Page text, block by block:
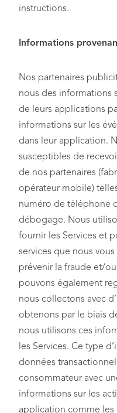
instructions.
Informations
Nos partenaires
nous des informations
de leurs applications
informations sur les
dans leur application.
susceptibles de
de nos partenaires
opérateur mobile)
numéro de téléphone
débogage. Nous
fournir les Services et
services que nous
prévenir la fraude et/
pouvons également
nous collectons avec
obtenons par le biais
nous utilisons ces
les Services. Ce type
données
consommateur avec
informations sur les
application comme les